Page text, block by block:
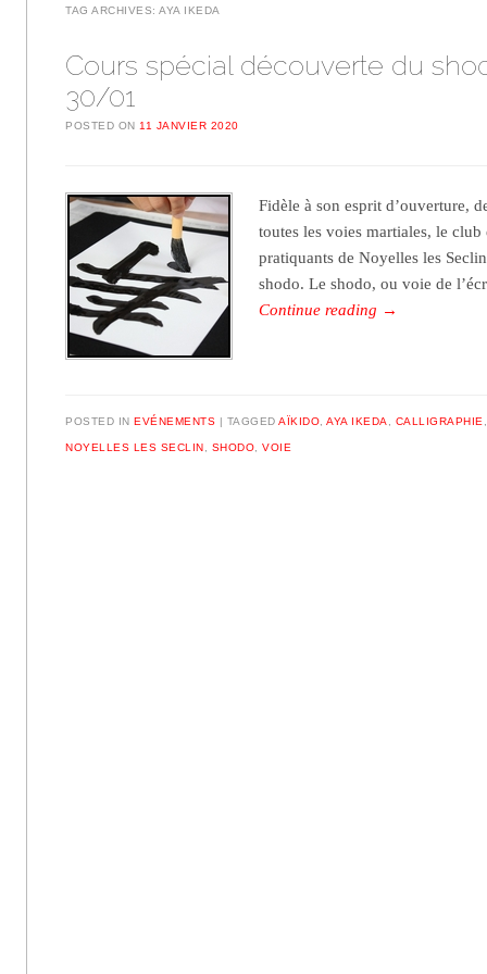
TAG ARCHIVES:AYA IKEDA
Cours spécial découverte du
30/01
POSTED ON11 JANVIER 2020
Fidèle à son esprit d’ouverture,
toutes les voies martiales, le
pratiquants de Noyelles les
shodo. Le shodo, ou voie de
Continue reading →
POSTED INEVÉNEMENTS TAGGEDAÏKIDO ,AYA IKEDA CALLIGRAPHIE
NOYELLES LES SECLIN SHODO ,VOIE